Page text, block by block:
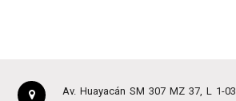
Av. Huayacán SM 307 MZ 37, L 1-03